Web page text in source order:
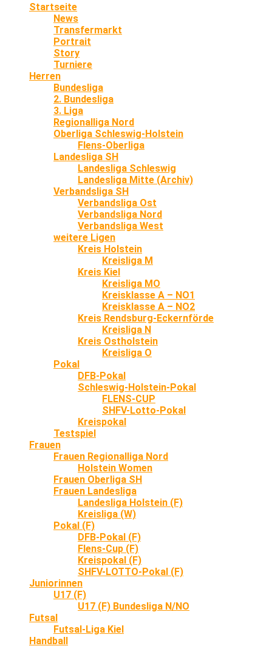
Startseite
News
Transfermarkt
Portrait
Story
Turniere
Herren
Bundesliga
2. Bundesliga
3. Liga
Regionalliga Nord
Oberliga Schleswig-Holstein
Flens-Oberliga
Landesliga SH
Landesliga Schleswig
Landesliga Mitte (Archiv)
Verbandsliga SH
Verbandsliga Ost
Verbandsliga Nord
Verbandsliga West
weitere Ligen
Kreis Holstein
Kreisliga M
Kreis Kiel
Kreisliga MO
Kreisklasse A – NO1
Kreisklasse A – NO2
Kreis Rendsburg-Eckernförde
Kreisliga N
Kreis Ostholstein
Kreisliga O
Pokal
DFB-Pokal
Schleswig-Holstein-Pokal
FLENS-CUP
SHFV-Lotto-Pokal
Kreispokal
Testspiel
Frauen
Frauen Regionalliga Nord
Holstein Women
Frauen Oberliga SH
Frauen Landesliga
Landesliga Holstein (F)
Kreisliga (W)
Pokal (F)
DFB-Pokal (F)
Flens-Cup (F)
Kreispokal (F)
SHFV-LOTTO-Pokal (F)
Juniorinnen
U17 (F)
U17 (F) Bundesliga N/NO
Futsal
Futsal-Liga Kiel
Handball